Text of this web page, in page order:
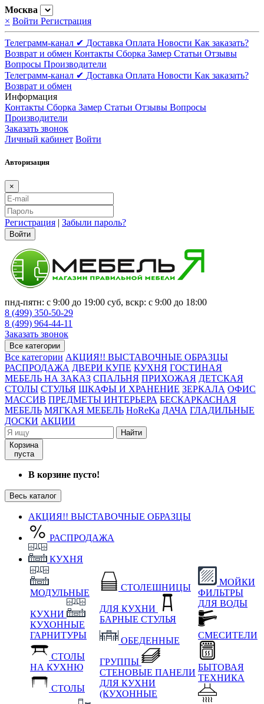
Москва
× Войти Регистрация
Телеграмм-канал ✔ Доставка Оплата Новости Как заказать?
Возврат и обмен Контакты Сборка Замер Статьи Отзывы
Вопросы Производители
Телеграмм-канал ✔ Доставка Оплата Новости Как заказать?
Возврат и обмен
Информация
Контакты Сборка Замер Статьи Отзывы Вопросы
Производители
Заказать звонок
Личный кабинет Войти
Авторизация
×
Регистрация | Забыли пароль?
Войти
пнд-пятн: с 9:00 до 19:00 суб, вскр: с 9:00 до 18:00
8 (499) 350-50-29
8 (499) 964-44-11
Заказать звонок
Все категории
Все категории АКЦИЯ!! ВЫСТАВОЧНЫЕ ОБРАЗЦЫ
РАСПРОДАЖА ДВЕРИ КУПЕ КУХНЯ ГОСТИНАЯ
МЕБЕЛЬ НА ЗАКАЗ СПАЛЬНЯ ПРИХОЖАЯ ДЕТСКАЯ
СТОЛЫ СТУЛЬЯ ШКАФЫ И ХРАНЕНИЕ ЗЕРКАЛА ОФИС
МАССИВ ПРЕДМЕТЫ ИНТЕРЬЕРА БЕСКАРКАСНАЯ
МЕБЕЛЬ МЯГКАЯ МЕБЕЛЬ HoReKa ДАЧА ГЛАДИЛЬНЫЕ
ДОСКИ АКЦИИ
Найти
Корзина
пуста
В корзине пусто!
Весь каталог
АКЦИЯ!! ВЫСТАВОЧНЫЕ ОБРАЗЦЫ
РАСПРОДАЖА
КУХНЯ
МОДУЛЬНЫЕ
КУХНИ
КУХОННЫЕ
ГАРНИТУРЫ
СТОЛЫ
НА КУХНЮ
СТОЛЫ
СТОЛЕШНИЦЫ
ДЛЯ КУХНИ
БАРНЫЕ СТУЛЬЯ
ОБЕДЕННЫЕ
ГРУППЫ
СТЕНОВЫЕ ПАНЕЛИ
ДЛЯ КУХНИ
(КУХОННЫЕ
МОЙКИ
ФИЛЬТРЫ
ДЛЯ ВОДЫ
СМЕСИТЕЛИ
БЫТОВАЯ
ТЕХНИКА